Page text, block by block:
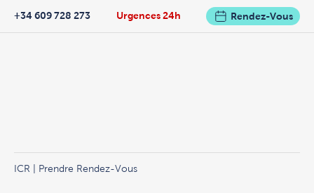
Urgences 24h
+34 609 728 273 Rendez-Vous
ICR | Prendre Rendez-Vous